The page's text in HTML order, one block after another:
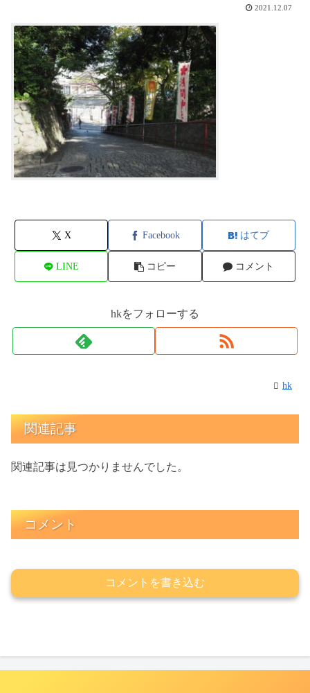
2021.12.07
X Facebook はてブ
LINE コピー コメント
hkをフォローする
hk
関連記事
関連記事は見つかりませんでした。
コメント
コメントを書き込む